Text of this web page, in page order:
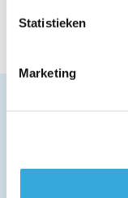
Statistieken
Marketing
Ten behoeve van